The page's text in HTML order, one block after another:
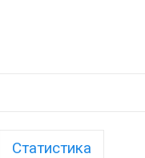
Статистика